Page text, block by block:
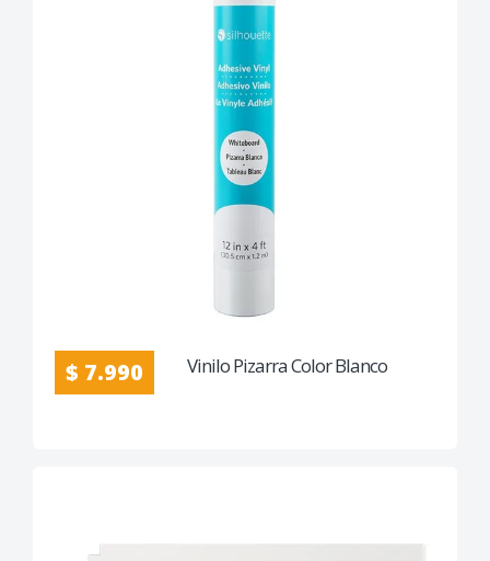
$ 7.990 Vinilo Pizarra Color Blanco